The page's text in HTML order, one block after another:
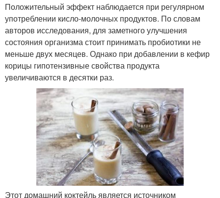
Положительный эффект наблюдается при регулярном
употреблении кисло-молочных продуктов. По словам
авторов исследования, для заметного улучшения
состояния организма стоит принимать пробиотики не
меньше двух месяцев. Однако при добавлении в кефир
корицы гипотензивные свойства продукта
увеличиваются в десятки раз.
Этот домашний коктейль является источником